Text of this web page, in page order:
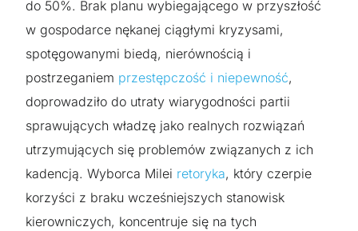
do 50%. Brak planu wybiegającego w przyszłość
w gospodarce nękanej ciągłymi kryzysami,
spotęgowanymi biedą, nierównością i
postrzeganiem przestępczość i niepewność,
doprowadziło do utraty wiarygodności partii
sprawujących władzę jako realnych rozwiązań
utrzymujących się problemów związanych z ich
kadencją. Wyborca Milei retoryka, który czerpie
korzyści z braku wcześniejszych stanowisk
kierowniczych, koncentruje się na tych